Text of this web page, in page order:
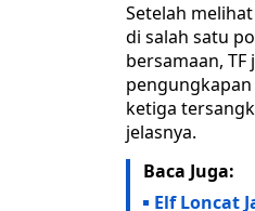
Setelah
di salah satu
bersamaan,
pengungkapan
ketiga
jelasnya.
Baca Juga:
Elf Loncat